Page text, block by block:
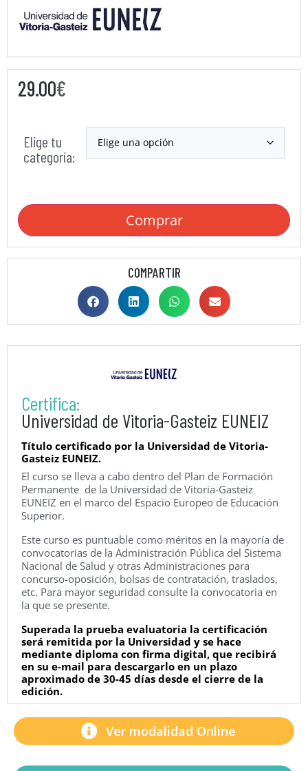
29.00€
Elige tu
categoría:
Comprar
COMPARTIR
Certifica:
Universidad de Vitoria-Gasteiz EUNEIZ
Título certificado por la Universidad de Vitoria-
Gasteiz EUNEIZ.
El curso se lleva a cabo dentro del Plan de Formación
Permanente de la Universidad de Vitoria-Gasteiz
EUNEIZ en el marco del Espacio Europeo de Educación
Superior.
Este curso es puntuable como méritos en la mayoría de
convocatorias de la Administración Pública del Sistema
Nacional de Salud y otras Administraciones para
concurso-oposición, bolsas de contratación, traslados,
etc. Para mayor seguridad consulte la convocatoria en
la que se presente.
Superada la prueba evaluatoria la certificación
será remitida por la Universidad y se hace
mediante diploma con firma digital, que recibirá
en su e-mail para descargarlo en un plazo
aproximado de 30-45 días desde el cierre de la
edición.
Ver modalidad Online